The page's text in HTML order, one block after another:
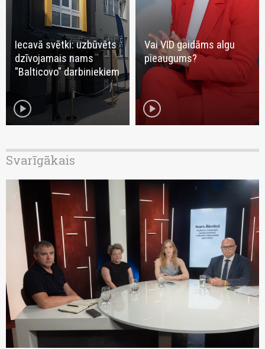
Iecavā svētki: uzbūvēts
dzīvojamais nams
"Balticovo" darbiniekiem
play_circle
Vai VID gaidāms algu
pieaugums?
play_circle
Svarīgākais